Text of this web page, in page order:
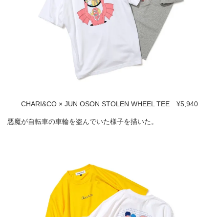
CHARI&CO × JUN OSON STOLEN WHEEL TEE ¥5,940
悪魔が自転車の車輪を盗んでいた様子を描いた。